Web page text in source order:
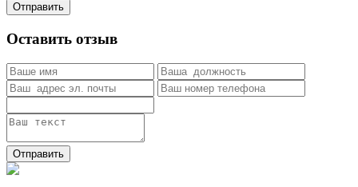
Отправить
Оставить отзыв
Отправить